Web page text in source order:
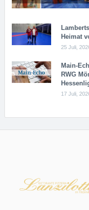
Heimat
25 Juli,
Main-
RWG
17 Juli,